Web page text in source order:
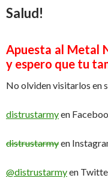
Salud!
Apuesta al Metal
y espero que tu
No olviden visitarlos en
distrustarmyen
distrustarmyen
@distrustarmyen